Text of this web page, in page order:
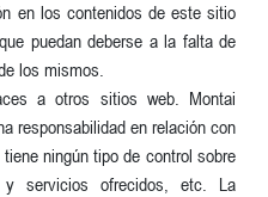
en los contenidos de este sitio
puedan deberse a la falta de
los mismos.
a otros sitios web. Montai
responsabilidad en relación con
ningún tipo de control sobre
servicios ofrecidos, etc. La